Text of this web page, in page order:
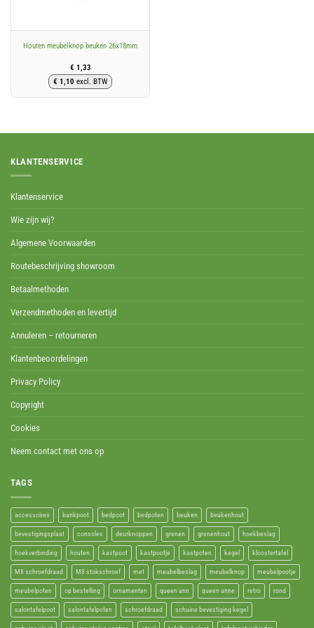
Houten meubelknop beuken 26x18mm
€ 1,33
€ 1,10 excl. BTW
KLANTENSERVICE
Klantenservice
Wie zijn wij?
Algemene Voorwaarden
Routebeschrijving showroom
Betaalmethoden
Verzendmethoden en levertijd
Annuleren – retourneren
Klantenbeoordelingen
Privacy Policy
Copyright
Cookies
Neem contact met ons op
TAGS
accessoires bankpoot bedpoot bedpoten beuken beukenhout
bevestigingsplaat consoles deurknoppen grenen grenenhout hoekbeslag
hoekverbinding houten kastpoot kastpootje kastpoten kegel kloostertafel
M8 schroefdraad M8 stokschroef met meubelbeslag meubelknop meubelpootje
meubelpoten op bestelling ornamenten queen ann queen anne retro rond
salontafelpoot salontafelpoten schroefdraad schuine bevestiging kegel